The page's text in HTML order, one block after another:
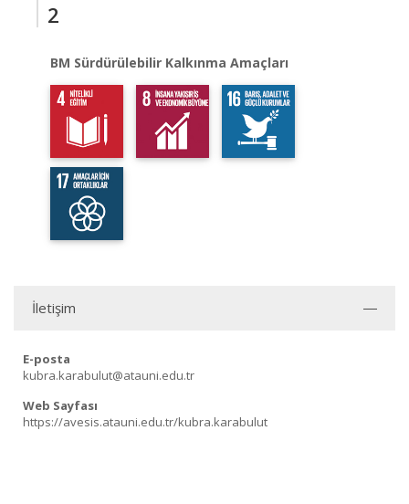
2
BM Sürdürülebilir Kalkınma Amaçları
İletişim
E-posta
kubra.karabulut@atauni.edu.tr
Web Sayfası
https://avesis.atauni.edu.tr/kubra.karabulut